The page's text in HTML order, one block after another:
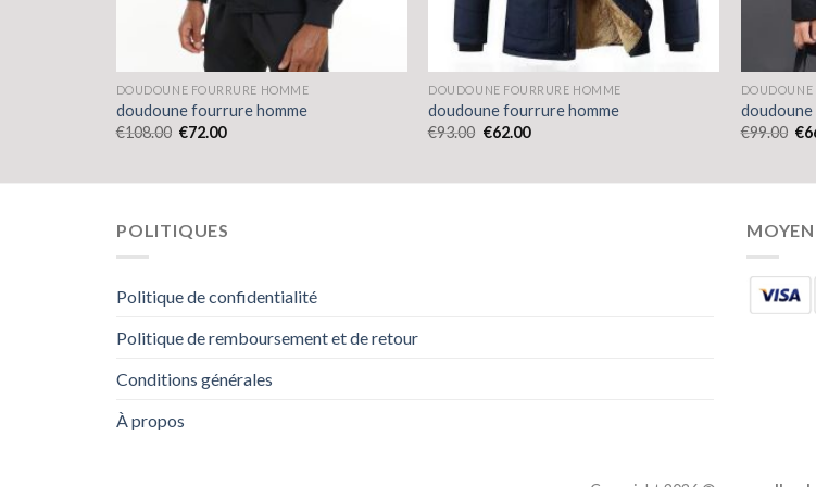
DOUDOUNE FOURRURE HOMME
doudoune fourrure homme
€108.00 €72.00
DOUDOUNE FOURRURE HOMME
doudoune fourrure homme
€93.00 €62.00
DOUDOUNE
€99.00 €
POLITIQUES
Politique de confidentialité
Politique de remboursement et de retour
Conditions générales
À propos